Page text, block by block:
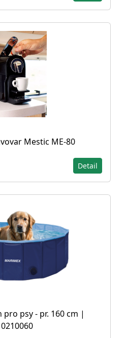
Mestic ME-80
Detail
pro psy - pr. 160 cm |